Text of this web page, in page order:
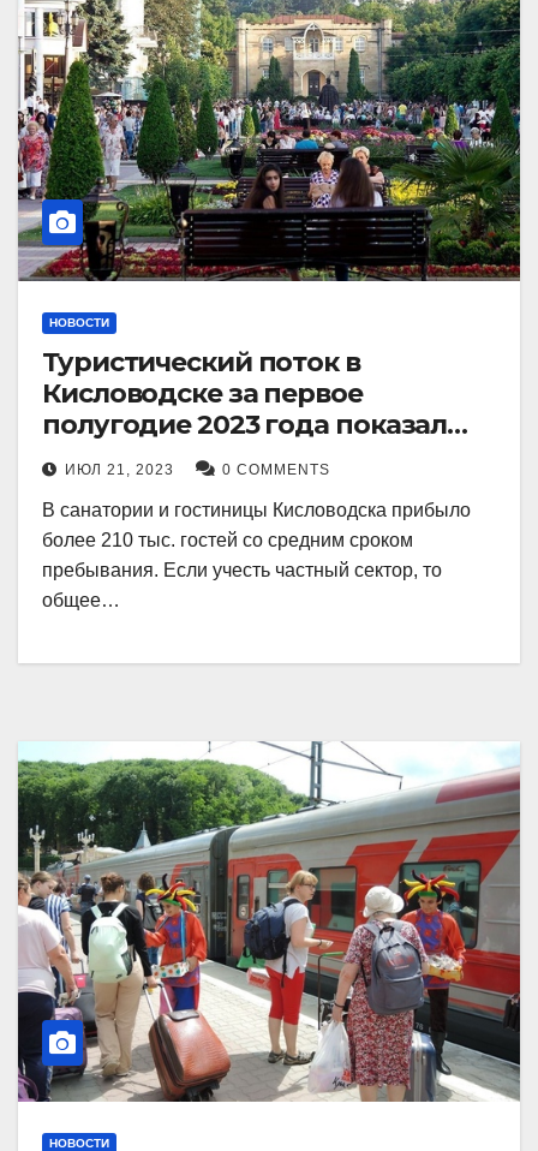
НОВОСТИ
Туристический поток в
Кисловодске за первое
полугодие 2023 года показал
рекордный рост в 21 процент.
ИЮЛ 21, 2023 0 COMMENTS
В санатории и гостиницы Кисловодска прибыло
более 210 тыс. гостей со средним сроком
пребывания. Если учесть частный сектор, то
общее…
НОВОСТИ